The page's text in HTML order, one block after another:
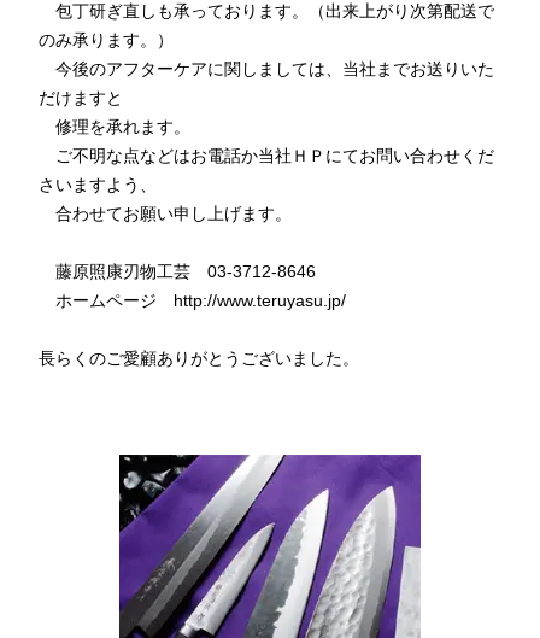
包丁研ぎ直しも承っております。（出来上がり次第配送で
のみ承ります。）
今後のアフターケアに関しましては、当社までお送りいた
だけますと
修理を承れます。
ご不明な点などはお電話か当社ＨＰにてお問い合わせくだ
さいますよう、
合わせてお願い申し上げます。
藤原照康刃物工芸 03-3712-8646
ホームページ http://www.teruyasu.jp/
長らくのご愛顧ありがとうございました。